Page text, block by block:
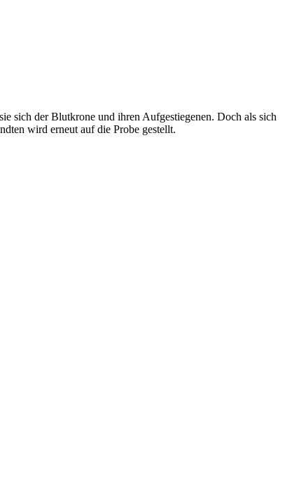
sich der Blutkrone und ihren Aufgestiegenen. Doch als sich
wird erneut auf die Probe gestellt.